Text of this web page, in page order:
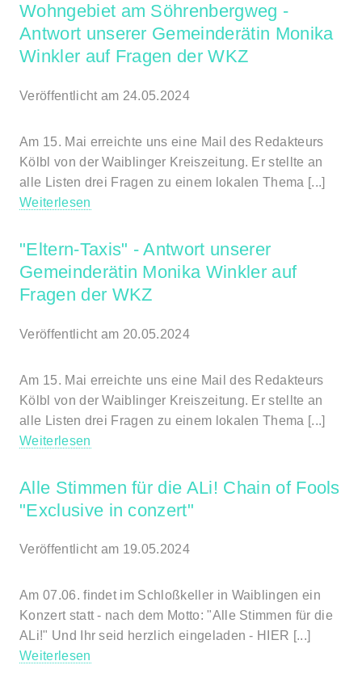
Wohngebiet am Söhrenbergweg -
Antwort unserer Gemeinderätin Monika
Winkler auf Fragen der WKZ
Veröffentlicht am 24.05.2024
Am 15. Mai erreichte uns eine Mail des Redakteurs
Kölbl von der Waiblinger Kreiszeitung. Er stellte an
alle Listen drei Fragen zu einem lokalen Thema [...]
Weiterlesen
"Eltern-Taxis" - Antwort unserer
Gemeinderätin Monika Winkler auf
Fragen der WKZ
Veröffentlicht am 20.05.2024
Am 15. Mai erreichte uns eine Mail des Redakteurs
Kölbl von der Waiblinger Kreiszeitung. Er stellte an
alle Listen drei Fragen zu einem lokalen Thema [...]
Weiterlesen
Alle Stimmen für die ALi! Chain of Fools
"Exclusive in conzert"
Veröffentlicht am 19.05.2024
Am 07.06. findet im Schloßkeller in Waiblingen ein
Konzert statt - nach dem Motto: "Alle Stimmen für die
ALi!" Und Ihr seid herzlich eingeladen - HIER [...]
Weiterlesen